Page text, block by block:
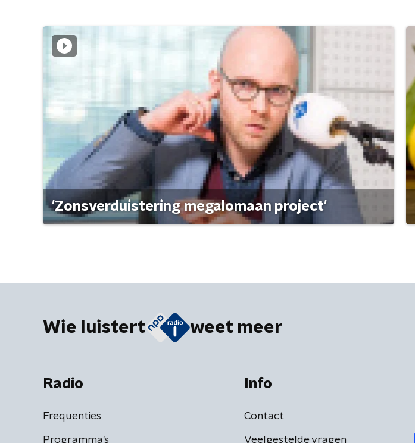
'Zonsverduistering megalomaan project'
Wie luistert weet meer
Radio
Frequenties
Programma's
Info
Contact
Veelgestelde vragen